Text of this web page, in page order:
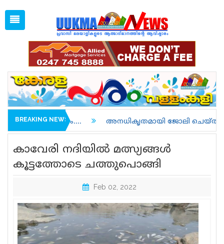
1 GBP =
128.36
Latest News
Associations
Spiritual
UK NEWS
World
Movies
Sports
Open
Menu
BREAKING NEWS
അനധികൃതമായി ജോലി ചെയ്തതിന്
കാവേരി നദിയിൽ മത്സ്യങ്ങൾ
കൂട്ടത്തോടെ ചത്തുപൊങ്ങി
Feb 02, 2022